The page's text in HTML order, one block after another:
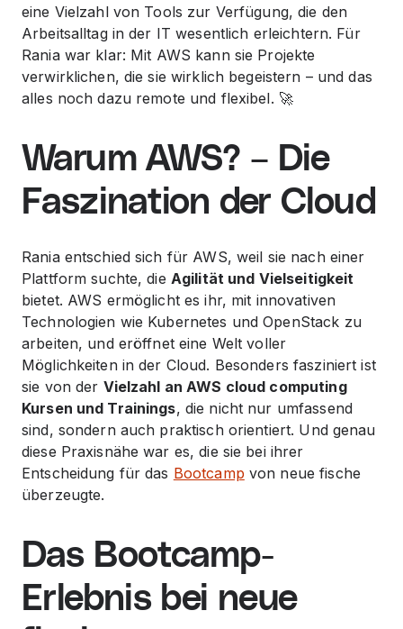
eine Vielzahl von Tools zur Verfügung, die den
Arbeitsalltag in der IT wesentlich erleichtern. Für
Rania war klar: Mit AWS kann sie Projekte
verwirklichen, die sie wirklich begeistern – und das
alles noch dazu remote und flexibel. 🚀
Warum AWS? – Die
Faszination der Cloud
Rania entschied sich für AWS, weil sie nach einer
Plattform suchte, die Agilität und Vielseitigkeit
bietet. AWS ermöglicht es ihr, mit innovativen
Technologien wie Kubernetes und OpenStack zu
arbeiten, und eröffnet eine Welt voller
Möglichkeiten in der Cloud. Besonders fasziniert ist
sie von der Vielzahl an AWS cloud computing
Kursen und Trainings, die nicht nur umfassend
sind, sondern auch praktisch orientiert. Und genau
diese Praxisnähe war es, die sie bei ihrer
Entscheidung für das Bootcamp von neue fische
überzeugte.
Das Bootcamp-
Erlebnis bei neue